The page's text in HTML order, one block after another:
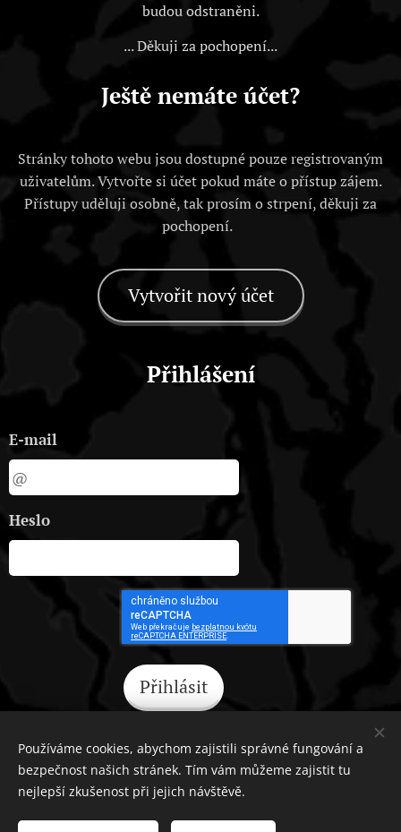
budou odstraněni.
... Děkuji za pochopení...
Ještě nemáte účet?
Stránky tohoto webu jsou dostupné pouze registrovaným
uživatelům. Vytvořte si účet pokud máte o přístup zájem.
Přístupy uděluji osobně, tak prosím o strpení, děkuji za
pochopení.
Vytvořit nový účet
Přihlášení
E-mail
Heslo
Přihlásit
Zapomněli jste heslo?
Používáme cookies, abychom zajistili správné fungování a
bezpečnost našich stránek. Tím vám můžeme zajistit tu
nejlepší zkušenost při jejich návštěvě.